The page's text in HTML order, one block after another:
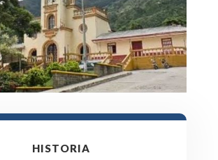
HISTORIA